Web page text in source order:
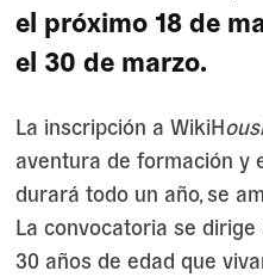
el próximo 18 de
el 30 de marzo.
La inscripción a WikiH
aventura de formación y
durará todo un año, se
La convocatoria se
30 años de edad que